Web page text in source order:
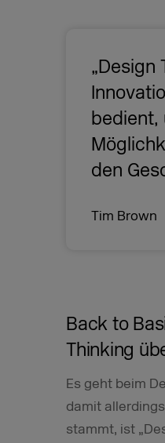
bedient,
den
Tim Brown
Back to
Thinking
Es geht beim
damit
stammt, ist